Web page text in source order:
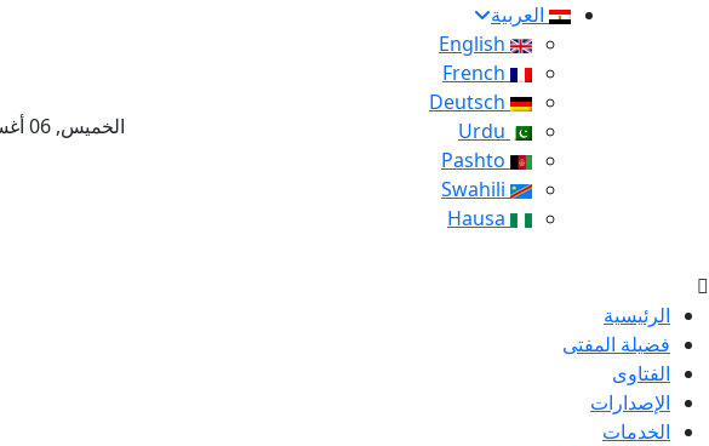
العربية
الخميس, 06 أغسطس 2026 – 23 صفر 1448 هـ
الرئيسية
فضيلة المفتى
الفتاوى
الإصدارات
الخدمات